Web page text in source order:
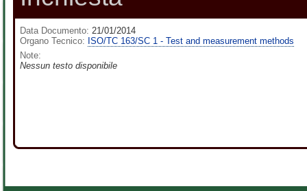
Data Documento: 21/01/2014
Organo Tecnico: ISO/TC 163/SC 1 - Test and measurement methods
Note:
Nessun testo disponibile